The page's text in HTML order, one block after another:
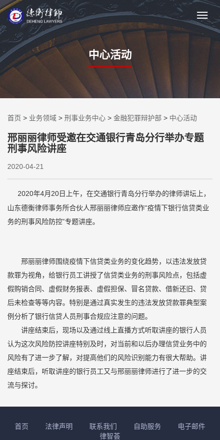
中心活动
首页 > 业务领域 > 刑事业务中心 > 金融犯罪辩护部 > 中心活动
邢丽丽律师受邀在交通银行青岛分行举办专题
刑事风险讲座
2020-04-21
2020年4月20日上午，在交通银行青岛分行举办的律师讲坛上，
山东德衡律师事务所合伙人邢丽丽律师应邀作“疫情下银行信贷类业
务的刑事风险防控”专题讲座。
邢丽丽律师围绕疫情下信贷类业务的变化趋势，以违法发放贷
款罪为视角，给银行员工讲授了信贷类业务的刑事风险点，包括虚
假购销合同、虚假财务报表、虚假担保、冒名贷款、借新还旧、贷
后未检查等等内容。特别是通过真实发生的违法发放贷款罪典型案
例分析了银行信贷人员刑事合规应注意的问题。
讲座结束后，现场以及通过线上直播方式听取讲座的银行人员
认为这次风险防控讲座特别及时，对当前和以后办理信贷业务中的
风险有了进一步了解，对提高他们的风险识别能力有很大帮助。讲
座结束后，听取讲座的银行员工又与邢丽丽律师进行了进一步的交
流与探讨。
首页 法律声明 联系我们 自助服务
电子邮件
律智荟